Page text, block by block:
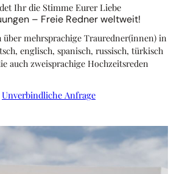
Ihr die Stimme Eurer Liebe
– Freie Redner weltweit!
über mehrsprachige Trauredner(innen) in
englisch, spanisch, russisch, türkisch
auch zweisprachige Hochzeitsreden
Unverbindliche Anfrage